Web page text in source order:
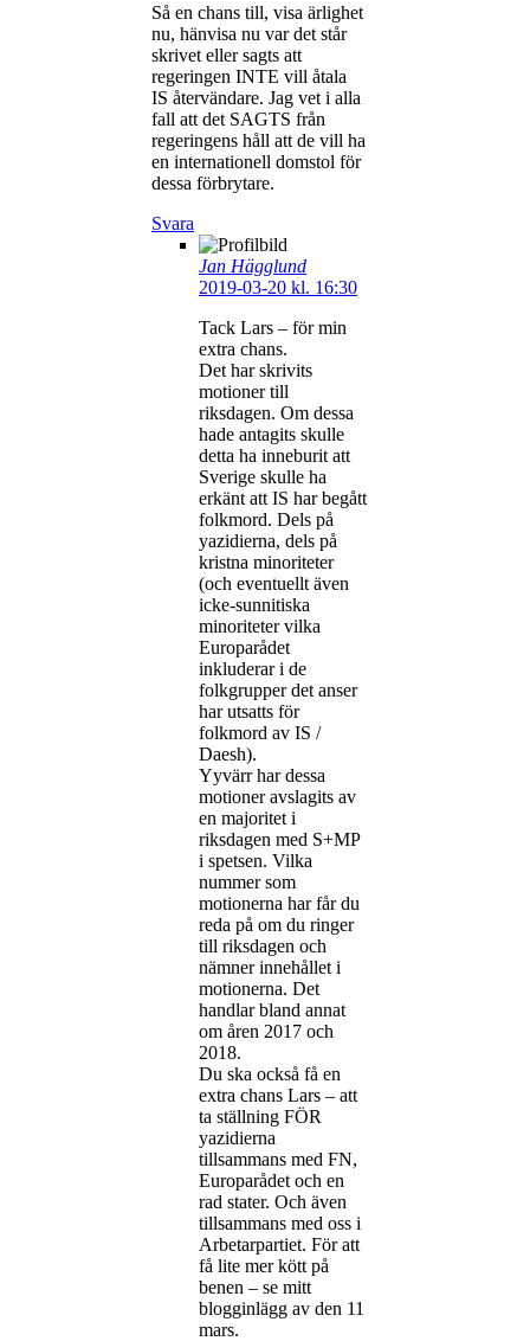
Så en chans till, visa ärlighet
nu, hänvisa nu var det står
skrivet eller sagts att
regeringen INTE vill åtala
IS återvändare. Jag vet i alla
fall att det SAGTS från
regeringens håll att de vill ha
en internationell domstol för
dessa förbrytare.
Svara
Jan Hägglund
2019-03-20 kl. 16:30
Tack Lars – för min
extra chans.
Det har skrivits
motioner till
riksdagen. Om dessa
hade antagits skulle
detta ha inneburit att
Sverige skulle ha
erkänt att IS har begått
folkmord. Dels på
yazidierna, dels på
kristna minoriteter
(och eventuellt även
icke-sunnitiska
minoriteter vilka
Europarådet
inkluderar i de
folkgrupper det anser
har utsatts för
folkmord av IS /
Daesh).
Yyvärr har dessa
motioner avslagits av
en majoritet i
riksdagen med S+MP
i spetsen. Vilka
nummer som
motionerna har får du
reda på om du ringer
till riksdagen och
nämner innehållet i
motionerna. Det
handlar bland annat
om åren 2017 och
2018.
Du ska också få en
extra chans Lars – att
ta ställning FÖR
yazidierna
tillsammans med FN,
Europarådet och en
rad stater. Och även
tillsammans med oss i
Arbetarpartiet. För att
få lite mer kött på
benen – se mitt
blogginlägg av den 11
mars.